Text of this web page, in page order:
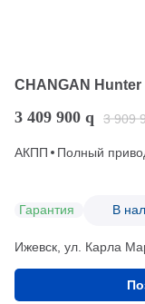
CHANGAN Hunter
3 409 900 q 3 909
АКПП Полный
Гарантия В
Ижевск, ул. Карла